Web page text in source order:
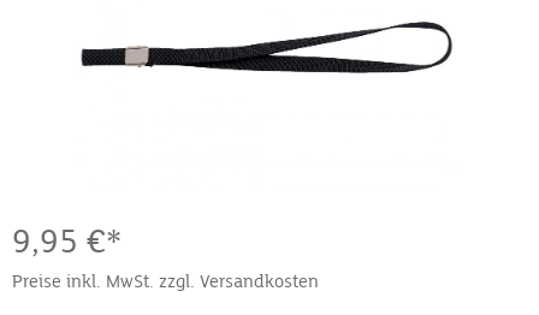
9,95 €*
Preise inkl. MwSt. zzgl. Versandkosten